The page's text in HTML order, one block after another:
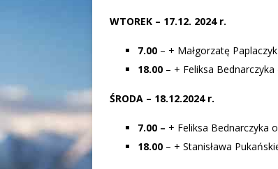
WTOREK – 17.12. 2024 r.
7.00 – + Małgorzatę
18.00 – + Feliksa
ŚRODA – 18.12.2024 r.
7.00 – + Feliksa Bednarczyka
18.00 – + Stanisława